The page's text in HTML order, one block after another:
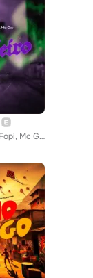
Dj Gustomares, Mc Fopi, Mc Gw